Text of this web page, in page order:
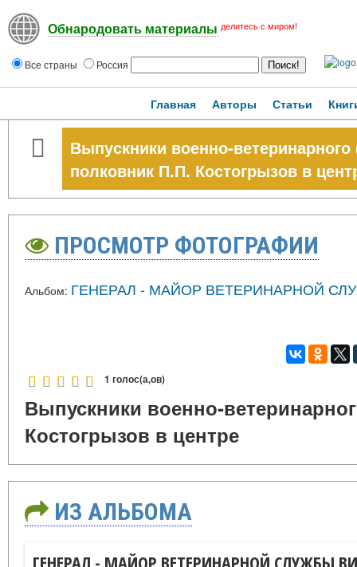
Обнародовать материалы делитесь с миром!
Все страны Россия
Главная Авторы Статьи
Выпускники военно-
полковник П.П. Костогрызов в
ПРОСМОТР ФОТОГРАФИИ
Альбом: ГЕНЕРАЛ - МАЙОР ВЕТЕРИНАРНОЙ
1 голос(а,ов)
Выпускники военно-
Костогрызов в центре
ИЗ АЛЬБОМА
ГЕНЕРАЛ - МАЙОР ВЕТЕРИНАРНОЙ СЛУЖБЫ